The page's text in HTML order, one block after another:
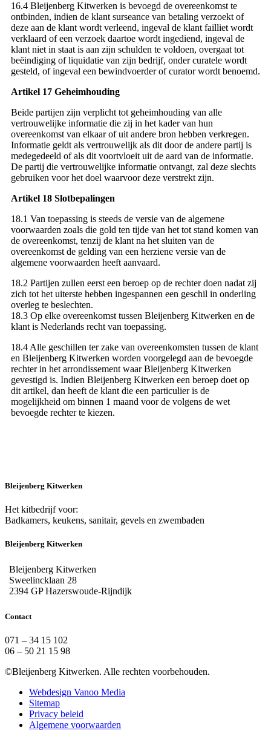
16.4 Bleijenberg Kitwerken is bevoegd de overeenkomst te
ontbinden, indien de klant surseance van betaling verzoekt of
deze aan de klant wordt verleend, ingeval de klant failliet wordt
verklaard of een verzoek daartoe wordt ingediend, ingeval de
klant niet in staat is aan zijn schulden te voldoen, overgaat tot
beëindiging of liquidatie van zijn bedrijf, onder curatele wordt
gesteld, of ingeval een bewindvoerder of curator wordt benoemd.
Artikel 17 Geheimhouding
Beide partijen zijn verplicht tot geheimhouding van alle
vertrouwelijke informatie die zij in het kader van hun
overeenkomst van elkaar of uit andere bron hebben verkregen.
Informatie geldt als vertrouwelijk als dit door de andere partij is
medegedeeld of als dit voortvloeit uit de aard van de informatie.
De partij die vertrouwelijke informatie ontvangt, zal deze slechts
gebruiken voor het doel waarvoor deze verstrekt zijn.
Artikel 18 Slotbepalingen
18.1 Van toepassing is steeds de versie van de algemene
voorwaarden zoals die gold ten tijde van het tot stand komen van
de overeenkomst, tenzij de klant na het sluiten van de
overeenkomst de gelding van een herziene versie van de
algemene voorwaarden heeft aanvaard.
18.2 Partijen zullen eerst een beroep op de rechter doen nadat zij
zich tot het uiterste hebben ingespannen een geschil in onderling
overleg te beslechten.
18.3 Op elke overeenkomst tussen Bleijenberg Kitwerken en de
klant is Nederlands recht van toepassing.
18.4 Alle geschillen ter zake van overeenkomsten tussen de klant
en Bleijenberg Kitwerken worden voorgelegd aan de bevoegde
rechter in het arrondissement waar Bleijenberg Kitwerken
gevestigd is. Indien Bleijenberg Kitwerken een beroep doet op
dit artikel, dan heeft de klant die een particulier is de
mogelijkheid om binnen 1 maand voor de volgens de wet
bevoegde rechter te kiezen.
Bleijenberg Kitwerken
Het kitbedrijf voor:
Badkamers, keukens, sanitair, gevels en zwembaden
Bleijenberg Kitwerken
Bleijenberg Kitwerken
Sweelincklaan 28
2394 GP Hazerswoude-Rijndijk
Contact
071 – 34 15 102
06 – 50 21 15 98
©Bleijenberg Kitwerken. Alle rechten voorbehouden.
Webdesign Vanoo Media
Sitemap
Privacy beleid
Algemene voorwaarden